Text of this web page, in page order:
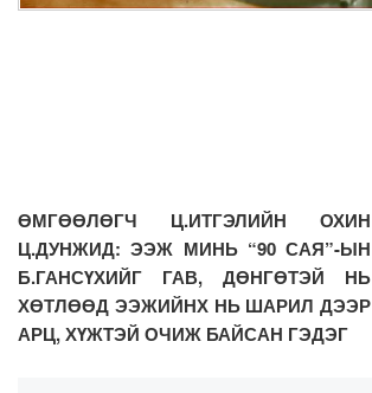
ӨМГӨӨЛӨГЧ Ц.ИТГЭЛИЙН ОХИН
Ц.ДУНЖИД: ЭЭЖ МИНЬ “90 САЯ”-ЫН
Б.ГАНСҮХИЙГ ГАВ, ДӨНГӨТЭЙ НЬ
ХӨТЛӨӨД ЭЭЖИЙНХ НЬ ШАРИЛ ДЭЭР
АРЦ, ХҮЖТЭЙ ОЧИЖ БАЙСАН ГЭДЭГ